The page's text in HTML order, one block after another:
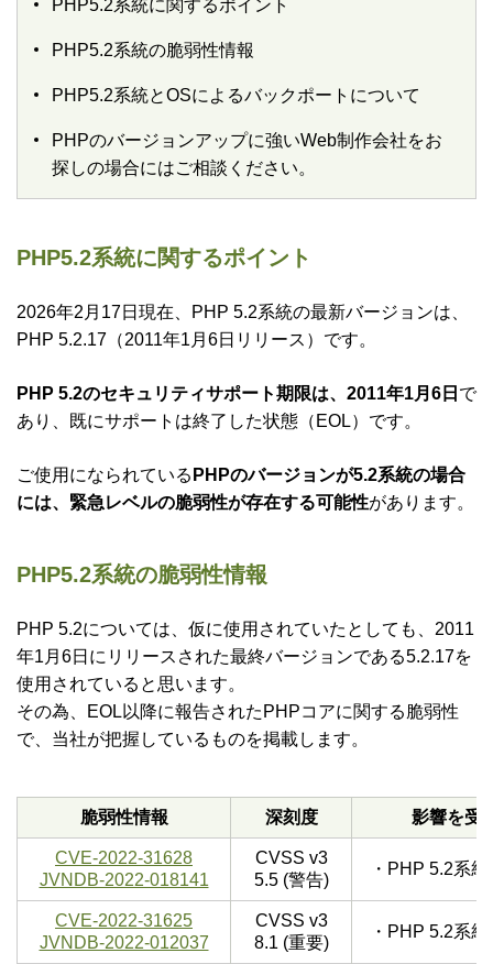
PHP5.2系統に関するポイント
PHP5.2系統の脆弱性情報
PHP5.2系統とOSによるバックポートについて
PHPのバージョンアップに強いWeb制作会社をお
探しの場合にはご相談ください。
PHP5.2系統に関するポイント
2026年2月17日現在、PHP 5.2系統の最新バージョンは、
PHP 5.2.17（2011年1月6日リリース）です。
PHP 5.2のセキュリティサポート期限は、2011年1月6日 で
あり、既にサポートは終了した状態（EOL）です。
ご使用になられている PHPのバージョンが5.2系統の場合
には、緊急レベルの脆弱性が存在する可能性があります。
PHP5.2系統の脆弱性情報
PHP 5.2については、仮に使用されていたとしても、2011
年1月6日にリリースされた最終バージョンである5.2.17を
使用されていると思います。
その為、EOL以降に報告されたPHPコアに関する脆弱性
で、当社が把握しているものを掲載します。
脆弱性情報 深刻度 影響を受
CVE-2022-31628
JVNDB-2022-018141
CVSS v3
5.5 (警告)
・PHP 5.2系
CVE-2022-31625
JVNDB-2022-012037
CVSS v3
8.1 (重要)
・PHP 5.2系